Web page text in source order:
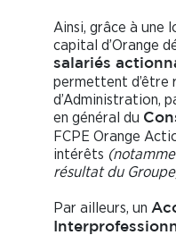
Ainsi, grâce à une
capital d’Orange
salariés
permettent d’être
d’Administration,
en général du
FCPE Orange
intérêts
résultat du
Par ailleurs, un